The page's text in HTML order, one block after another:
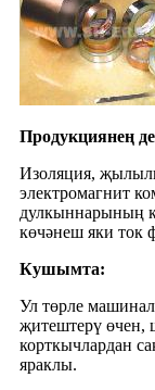
Продукциянең
Изоляция,
электромагнит
дулкыннарының
көчәнеш яки ток
Кушымта:
Ул төрле
җитештерү өчен,
корткычлардан
яраклы.